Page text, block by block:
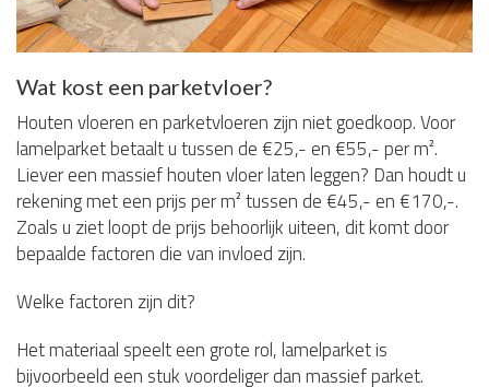
Wat kost een parketvloer?
Houten vloeren en parketvloeren zijn niet goedkoop. Voor
lamelparket betaalt u tussen de €25,- en €55,- per m².
Liever een massief houten vloer laten leggen? Dan houdt u
rekening met een prijs per m² tussen de €45,- en €170,-.
Zoals u ziet loopt de prijs behoorlijk uiteen, dit komt door
bepaalde factoren die van invloed zijn.
Welke factoren zijn dit?
Het materiaal speelt een grote rol, lamelparket is
bijvoorbeeld een stuk voordeliger dan massief parket.